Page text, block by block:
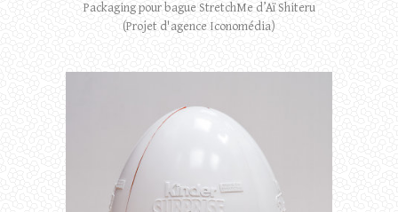
Packaging pour bague StretchMe d’Aï Shiteru
(Projet d'agence Iconomédia)